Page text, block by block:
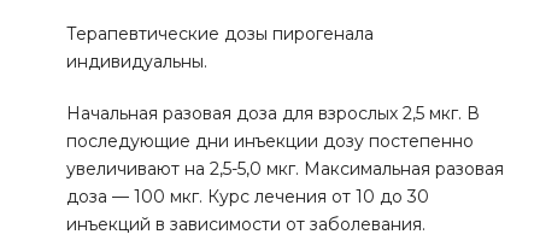
Терапевтические дозы пирогенала
индивидуальны.
Начальная разовая доза для взрослых 2,5 мкг. В
последующие дни инъекции дозу постепенно
увеличивают на 2,5-5,0 мкг. Максимальная разовая
доза — 100 мкг. Курс лечения от 10 до 30
инъекций в зависимости от заболевания.